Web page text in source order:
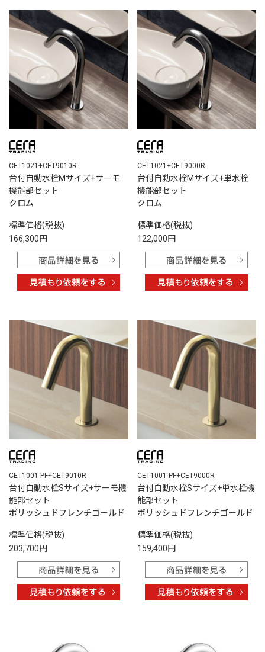
CET1021+CET9010R
台付自動水栓Mサイズ+サーモ
機能部セット
クロム
標準価格(税抜)
166,300円
CET1021+CET9000R
台付自動水栓Mサイズ+単水栓
機能部セット
クロム
標準価格(税抜)
122,000円
CET1001-PF+CET9010R
台付自動水栓Sサイズ+サーモ機
能部セット
ポリッシュドフレンチゴールド
標準価格(税抜)
203,700円
CET1001-PF+CET9000R
台付自動水栓Sサイズ+単水栓機
能部セット
ポリッシュドフレンチゴールド
標準価格(税抜)
159,400円